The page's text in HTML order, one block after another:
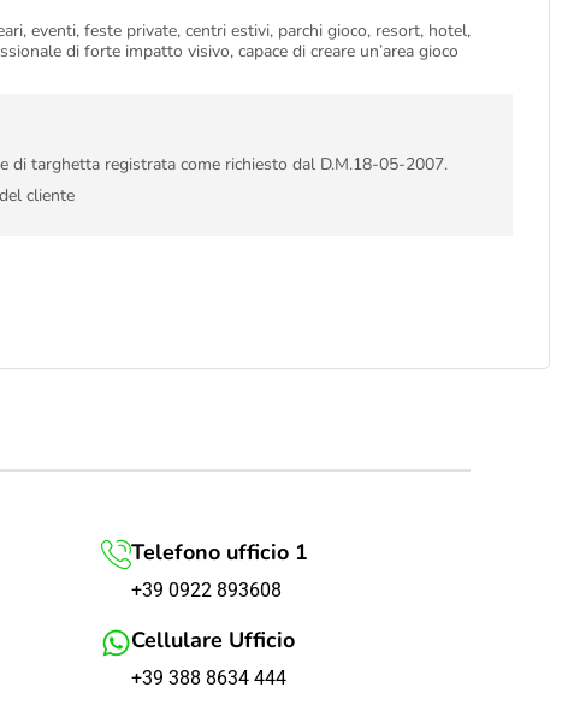
eventi, feste private, centri estivi, parchi gioco, resort, hotel,
di forte impatto visivo, capace di creare un’area gioco
targhetta registrata come richiesto dal D.M.18-05-2007.
cliente
Telefono ufficio 1
+39 0922 893608
Cellulare Ufficio
+39 388 8634 444